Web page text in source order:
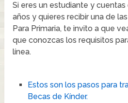
Si eres un estudiante y
años y quieres recibir una de
Para Primaria, te invito a que
que conozcas los requisitos
línea.
Estos son los pasos para
Becas de Kínder.